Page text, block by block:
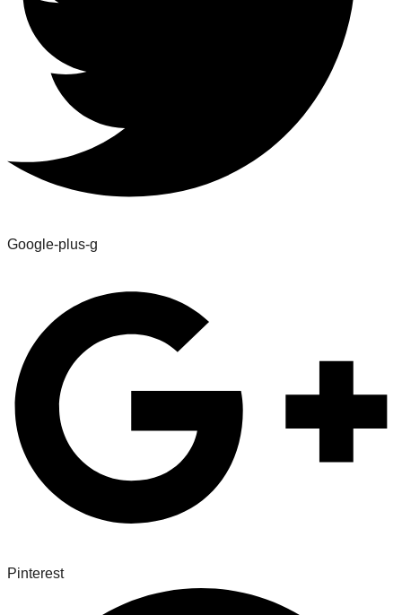
Google-plus-g
Pinterest